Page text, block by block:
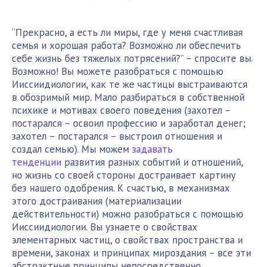
“Прекрасно, а есть ли миры, где у меня счастливая
семья и хорошая работа? Возможно ли обеспечить
себе жизнь без тяжелых потрясений?” – спросите вы.
Возможно! Вы можете разобраться с помощью
Ииссиидиологии, как те же частицы выстраиваются
в обозримый мир. Мало разбираться в собственной
психике и мотивах своего поведения (захотел –
постарался – освоил профессию и заработал денег;
захотел – постарался – выстроил отношения и
создал семью). Мы можем задавать
тенденции развития разных событий и отношений,
но жизнь со своей стороны достраивает картину
без нашего одобрения. К счастью, в механизмах
этого достраивания (материализации
действительности) можно разобраться с помощью
Ииссиидиологии. Вы узнаете о свойствах
элементарных частиц, о свойствах пространства и
времени, законах и принципах мироздания – все эти